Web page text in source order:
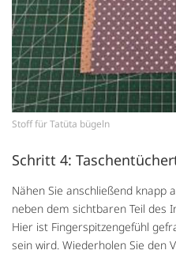
Stoff für Tatüta bügeln
Schritt 4:
Nähen Sie anschließend knapp
neben dem sichtbaren Teil des
Hier ist Fingerspitzengefühl
sein wird. Wiederholen Sie den